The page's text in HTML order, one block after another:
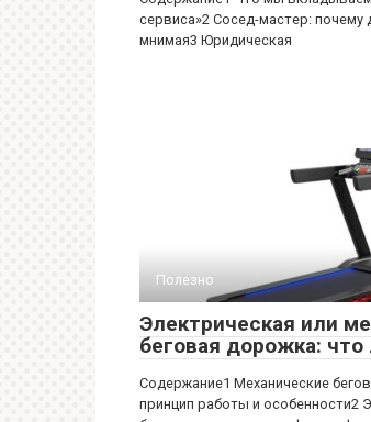
сервиса»2 Сосед-мастер: почему
мнимая3 Юридическая
Полезно
Электрическая или
беговая дорожка:
Содержание1 Механические
принцип работы и особенности2